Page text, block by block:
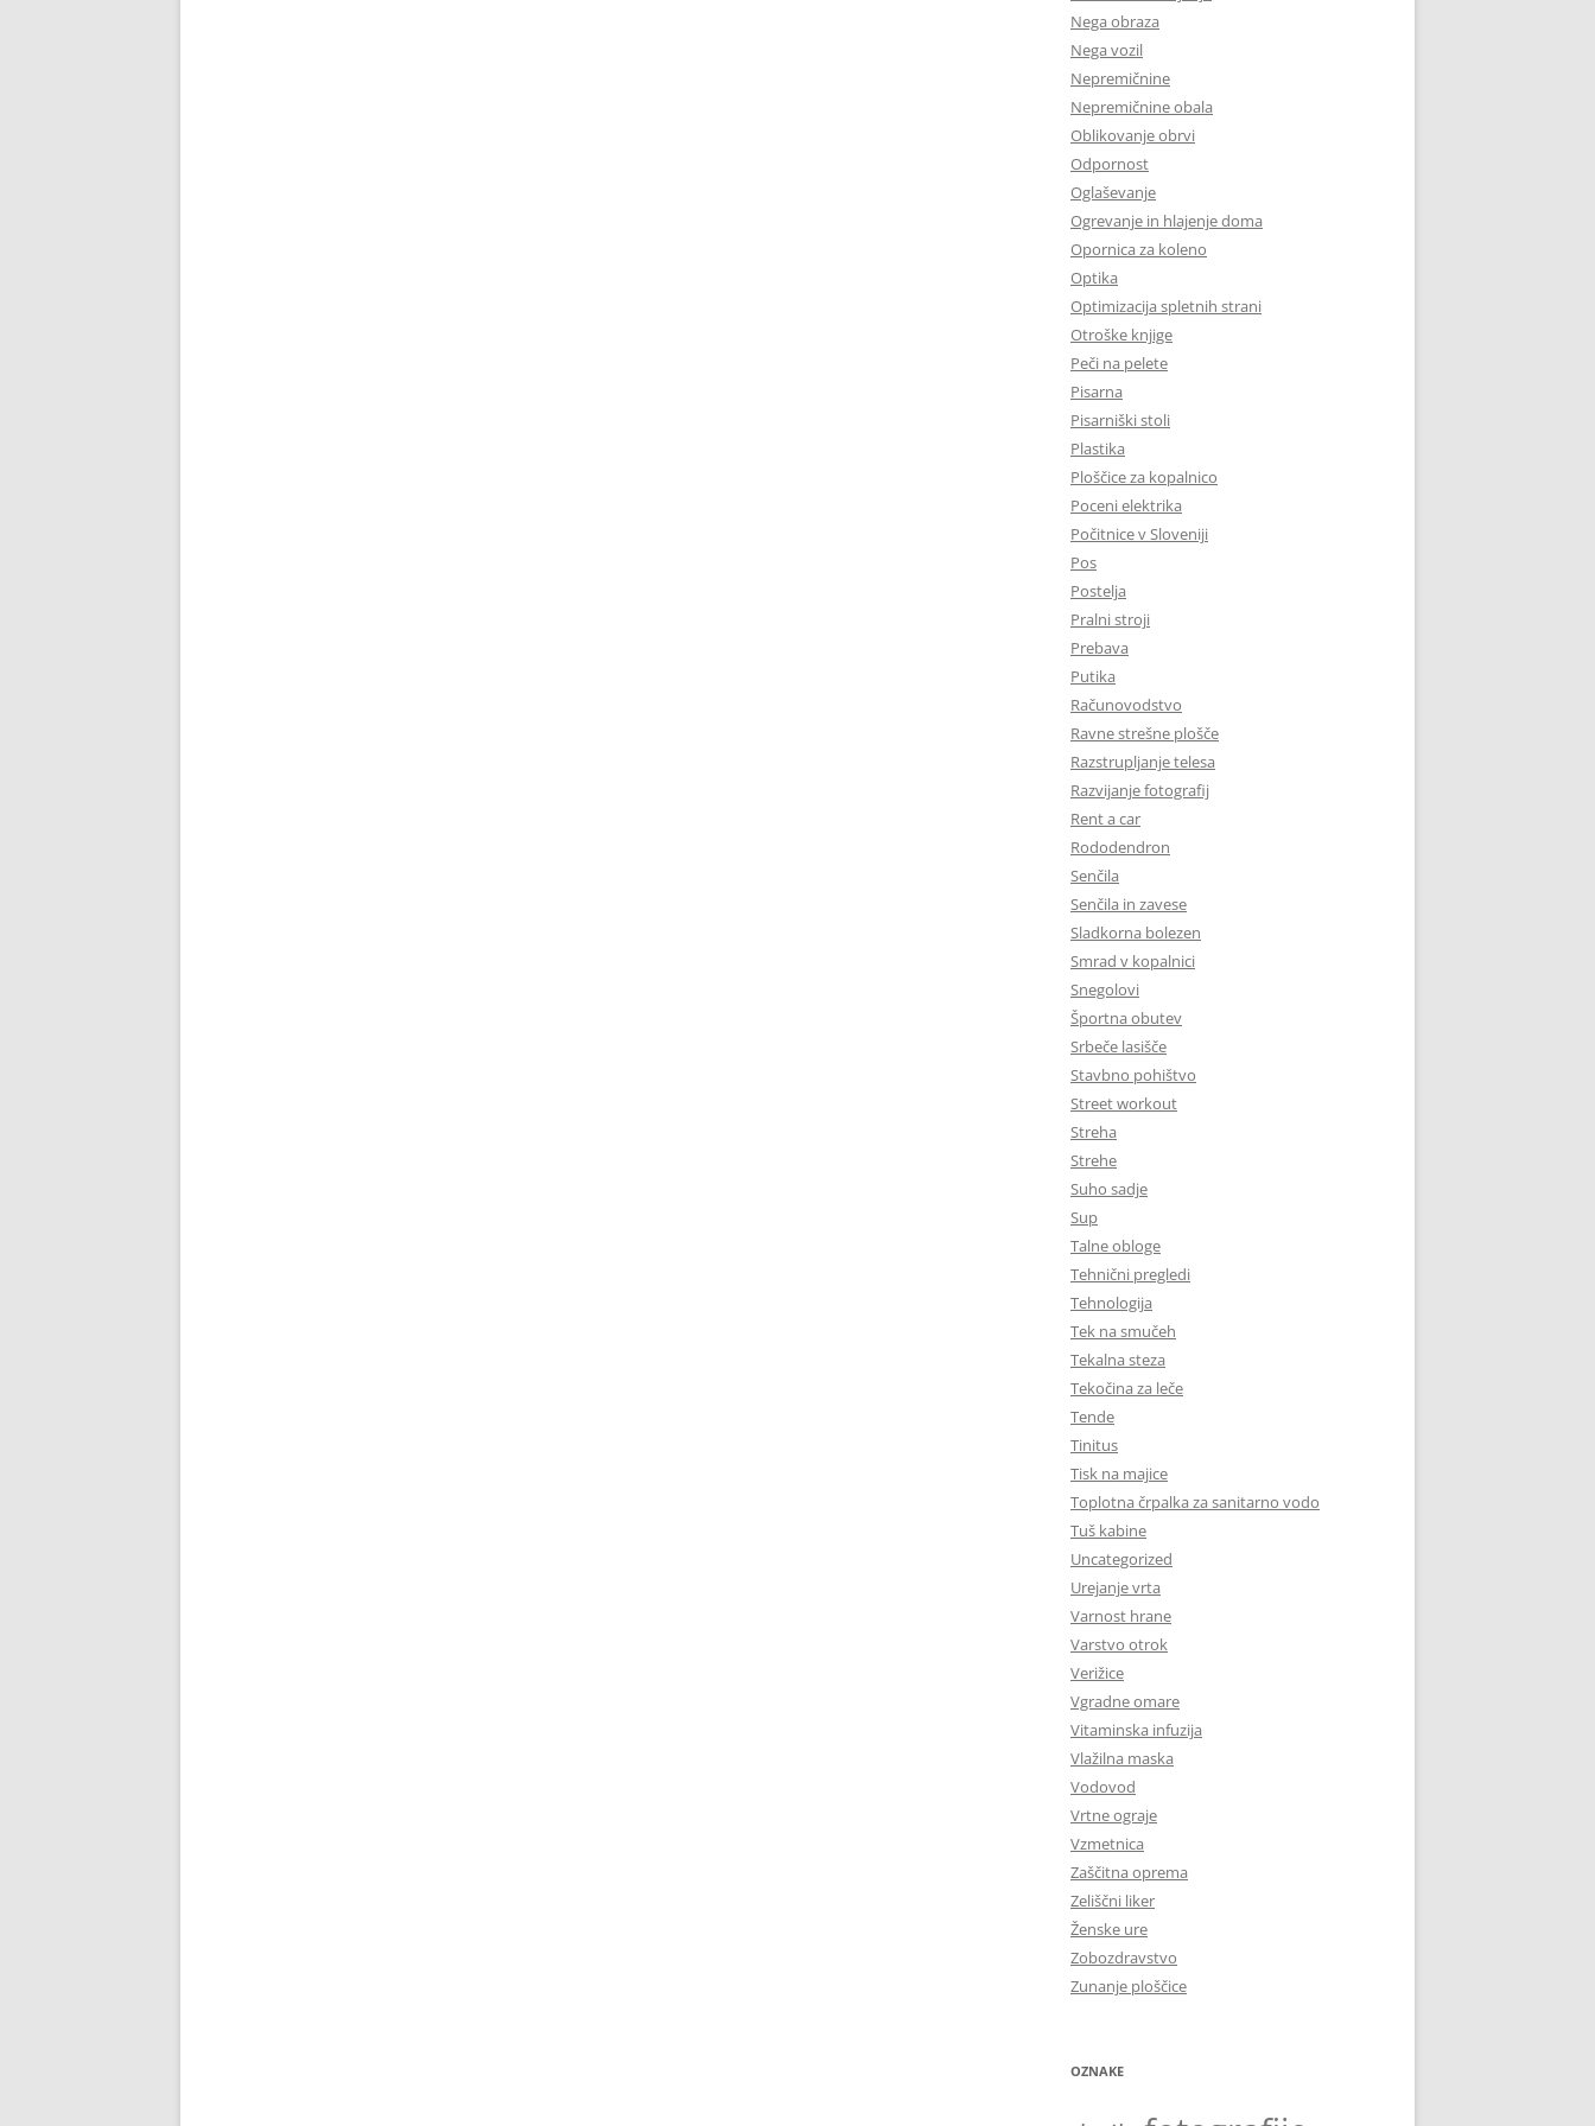
Nega obraza
Nega vozil
Nepremičnine
Nepremičnine obala
Oblikovanje obrvi
Odpornost
Oglaševanje
Ogrevanje in hlajenje doma
Opornica za koleno
Optika
Optimizacija spletnih strani
Otroške knjige
Peči na pelete
Pisarna
Pisarniški stoli
Plastika
Ploščice za kopalnico
Poceni elektrika
Počitnice v Sloveniji
Pos
Postelja
Pralni stroji
Prebava
Putika
Računovodstvo
Ravne strešne plošče
Razstrupljanje telesa
Razvijanje fotografij
Rent a car
Rododendron
Senčila
Senčila in zavese
Sladkorna bolezen
Smrad v kopalnici
Snegolovi
Športna obutev
Srbeče lasišče
Stavbno pohištvo
Street workout
Streha
Strehe
Suho sadje
Sup
Talne obloge
Tehnični pregledi
Tehnologija
Tek na smučeh
Tekalna steza
Tekočina za leče
Tende
Tinitus
Tisk na majice
Toplotna črpalka za sanitarno vodo
Tuš kabine
Uncategorized
Urejanje vrta
Varnost hrane
Varstvo otrok
Verižice
Vgradne omare
Vitaminska infuzija
Vlažilna maska
Vodovod
Vrtne ograje
Vzmetnica
Zaščitna oprema
Zeliščni liker
Ženske ure
Zobozdravstvo
Zunanje ploščice
OZNAKE